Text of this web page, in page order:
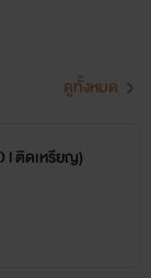
ดูทั้งหมด
l ติดเหรียญ)